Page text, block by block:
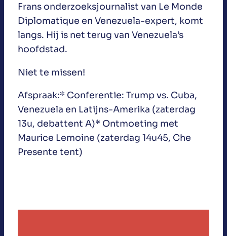
Frans onderzoeksjournalist van Le Monde
Diplomatique en Venezuela-expert, komt
langs. Hij is net terug van Venezuela’s
hoofdstad.
Niet te missen!
Afspraak:* Conferentie: Trump vs. Cuba,
Venezuela en Latijns-Amerika (zaterdag
13u, debattent A)* Ontmoeting met
Maurice Lemoine (zaterdag 14u45, Che
Presente tent)